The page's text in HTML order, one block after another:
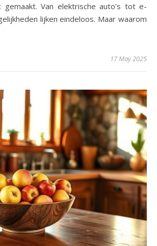
gemaakt. Van elektrische auto’s tot e-
lijken eindeloos. Maar waarom
17 May 2025